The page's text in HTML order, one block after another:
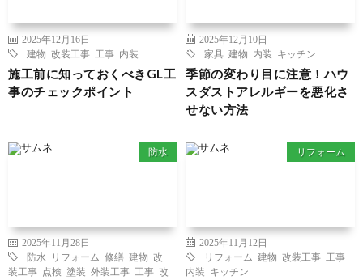
2025年12月16日
建物 改装工事 工事 内装
施工前に知っておくべきGL工
事のチェックポイント
2025年12月10日
家具 建物 内装 キッチン
季節の変わり目に注意！ハウ
スダストアレルギーを悪化さ
せない方法
防水
2025年11月28日
防水
リフォーム 修繕 建物 改
装工事
点検 塗装 外装工事 工事 改
リフォーム
2025年11月12日
リフォーム
建物 改装工事 工事
内装
キッチン